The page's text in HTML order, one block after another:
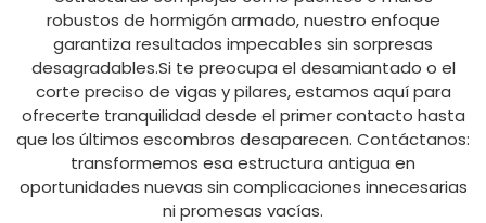
robustos de hormigón armado, nuestro enfoque
garantiza resultados impecables sin sorpresas
desagradables.Si te preocupa el desamiantado o el
corte preciso de vigas y pilares, estamos aquí para
ofrecerte tranquilidad desde el primer contacto hasta
que los últimos escombros desaparecen. Contáctanos:
transformemos esa estructura antigua en
oportunidades nuevas sin complicaciones innecesarias
ni promesas vacías.